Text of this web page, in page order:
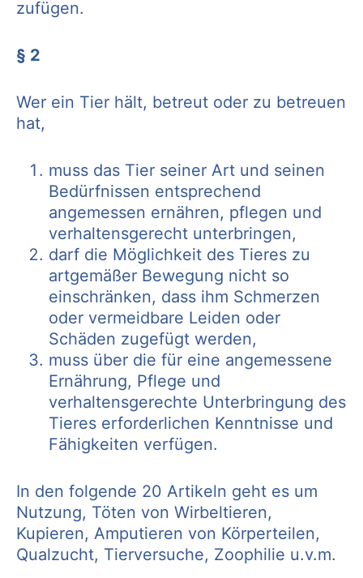
zufügen.
§ 2
Wer ein Tier hält, betreut oder zu betreuen
hat,
muss das Tier seiner Art und seinen
Bedürfnissen entsprechend
angemessen ernähren, pflegen und
verhaltensgerecht unterbringen,
darf die Möglichkeit des Tieres zu
artgemäßer Bewegung nicht so
einschränken, dass ihm Schmerzen
oder vermeidbare Leiden oder
Schäden zugefügt werden,
muss über die für eine angemessene
Ernährung, Pflege und
verhaltensgerechte Unterbringung des
Tieres erforderlichen Kenntnisse und
Fähigkeiten verfügen.
In den folgende 20 Artikeln geht es um
Nutzung, Töten von Wirbeltieren,
Kupieren, Amputieren von Körperteilen,
Qualzucht, Tierversuche, Zoophilie u.v.m.